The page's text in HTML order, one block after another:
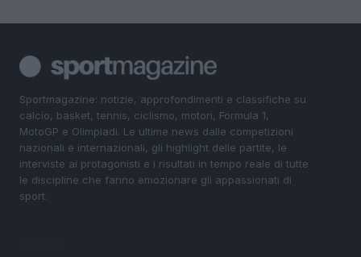
Sportmagazine: notizie, approfondimenti e classifiche su
calcio, basket, tennis, ciclismo, motori, Formula 1,
MotoGP e Olimpiadi. Le ultime news dalle competizioni
nazionali e internazionali, gli highlight delle partite, le
interviste ai protagonisti e i risultati in tempo reale di tutte
le discipline che fanno emozionare gli appassionati di
sport.